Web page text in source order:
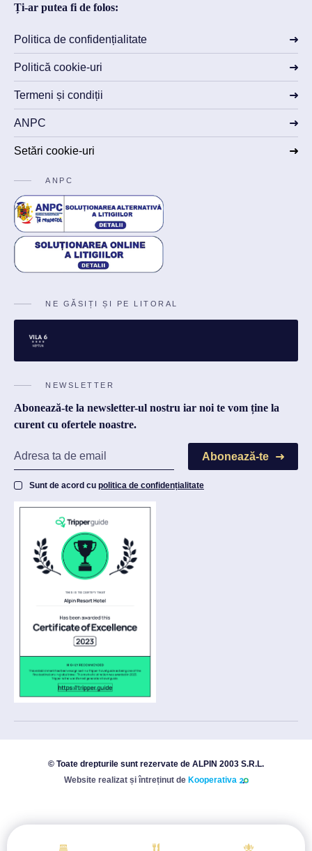
Ți-ar putea fi de folos:
Politica de confidențialitate
Politică cookie-uri
Termeni și condiții
ANPC
Setări cookie-uri
ANPC
NE GĂSIȚI ȘI PE LITORAL
NEWSLETTER
Abonează-te la newsletter-ul nostru iar noi te vom ține la
curent cu ofertele noastre.
Abonează-te
Sunt de acord cu politica de confidențialitate
© Toate drepturile sunt rezervate de ALPIN 2003 S.R.L.
Website realizat și întreținut de Kooperativa